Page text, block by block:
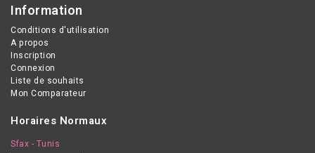
Information
Conditions d'utilisation
A propos
Inscription
Connexion
Liste de souhaits
Mon Comparateur
Horaires Normaux
Sfax - Tunis